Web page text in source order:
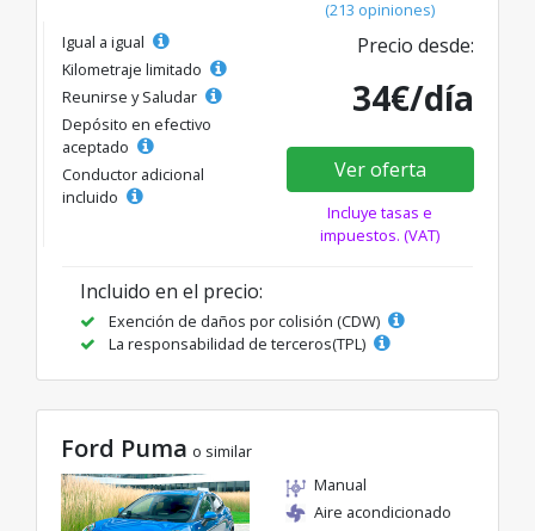
(213 opiniones)
Igual a igual
Kilometraje limitado
Reunirse y Saludar
Depósito en efectivo
aceptado
Conductor adicional
incluido
Precio desde:
34€/día
Ver oferta
Incluye tasas e
impuestos. (VAT)
Incluido en el precio:
Exención de daños por colisión (CDW)
La responsabilidad de terceros(TPL)
Ford Puma o similar
Manual
Aire acondicionado